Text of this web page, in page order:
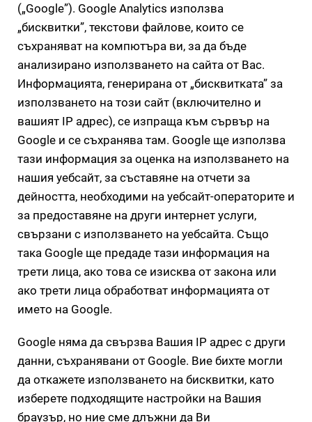
(„Google”). Google Analytics използва
„бисквитки”, текстови файлове, които се
съхраняват на компютъра ви, за да бъде
анализирано използването на сайта от Вас.
Информацията, генерирана от „бисквитката” за
използването на този сайт (включително и
вашият IP адрес), се изпраща към сървър на
Google и се съхранява там. Google ще използва
тази информация за оценка на използването на
нашия уебсайт, за съставяне на отчети за
дейността, необходими на уебсайт-операторите и
за предоставяне на други интернет услуги,
свързани с използването на уебсайта. Също
така Google ще предаде тази информация на
трети лица, ако това се изисква от закона или
ако трети лица обработват информацията от
името на Google.
Google няма да свързва Вашия IP адрес с други
данни, съхранявани от Google. Вие бихте могли
да откажете използването на бисквитки, като
изберете подходящите настройки на Вашия
браузър, но ние сме длъжни да Ви